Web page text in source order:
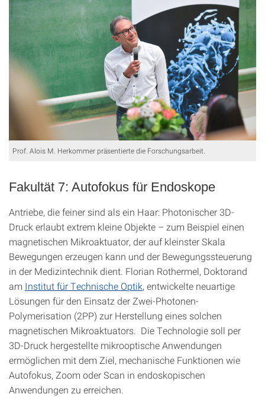
Prof. Alois M. Herkommer präsentierte die Forschungsarbeit.
Fakultät 7: Autofokus für Endoskope
Antriebe, die feiner sind als ein Haar: Photonischer 3D-
Druck erlaubt extrem kleine Objekte – zum Beispiel einen
magnetischen Mikroaktuator, der auf kleinster Skala
Bewegungen erzeugen kann und der Bewegungssteuerung
in der Medizintechnik dient. Florian Rothermel, Doktorand
am Institut für Technische Optik, entwickelte neuartige
Lösungen für den Einsatz der Zwei-Photonen-
Polymerisation (2PP) zur Herstellung eines solchen
magnetischen Mikroaktuators. Die Technologie soll per
3D-Druck hergestellte mikrooptische Anwendungen
ermöglichen mit dem Ziel, mechanische Funktionen wie
Autofokus, Zoom oder Scan in endoskopischen
Anwendungen zu erreichen.